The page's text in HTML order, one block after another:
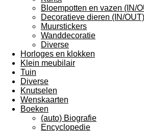
Bloempotten en vazen (IN/
Decoratieve dieren (IN/OUT)
Muurstickers
Wanddecoratie
Diverse
Horloges en klokken
Klein meubilair
Tuin
Diverse
Knutselen
Wenskaarten
Boeken
(auto) Biografie
Encyclopedie